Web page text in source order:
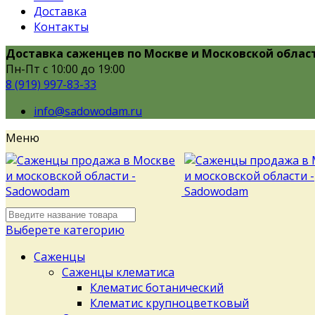
Доставка
Контакты
Доставка саженцев по Москве и Московской
Пн-Пт с 10:00 до 19:00
8 (919) 997-83-33
info@sadowodam.ru
Меню
Выберете категорию
Саженцы
Саженцы клематиса
Клематис ботанический
Клематис крупноцветковый